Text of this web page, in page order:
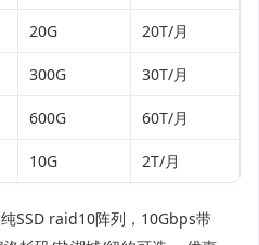
20G 20T/月
300G 30T/月
600G 60T/月
10G 2T/月
SSD raid10阵列，10Gbps带